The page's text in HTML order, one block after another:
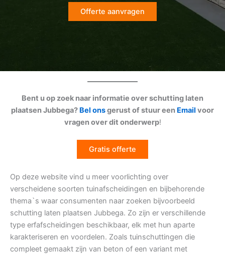
Offerte aanvragen
Bent u op zoek naar informatie over schutting laten
plaatsen Jubbega? Bel onsgerust of stuur een Email voor
vragen over dit onderwerp!
Gratis offerte
Op deze website vind u meer voorlichting over
verscheidene soorten tuinafscheidingen en bijbehorende
thema`s waar consumenten naar zoeken bijvoorbeeld
schutting laten plaatsen Jubbega. Zo zijn er verschillende
type erfafscheidingen beschikbaar, elk met hun aparte
karakteriseren en voordelen. Zoals tuinschuttingen die
compleet gemaakt zijn van beton of een variant met